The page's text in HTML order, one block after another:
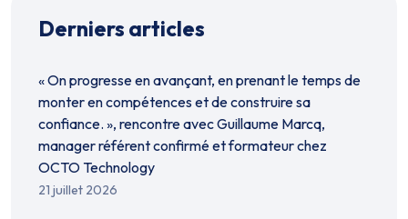
Derniers articles
« On progresse en avançant, en prenant le temps de
monter en compétences et de construire sa
confiance. », rencontre avec Guillaume Marcq,
manager référent confirmé et formateur chez
OCTO Technology
21 juillet 2026